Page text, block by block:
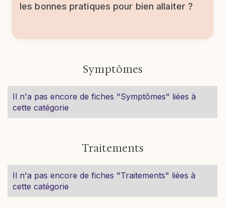
les bonnes pratiques pour bien allaiter ?
Symptômes
Il n'a pas encore de fiches "Symptômes" liées à
cette catégorie
Traitements
Il n'a pas encore de fiches "Traitements" liées à
cette catégorie